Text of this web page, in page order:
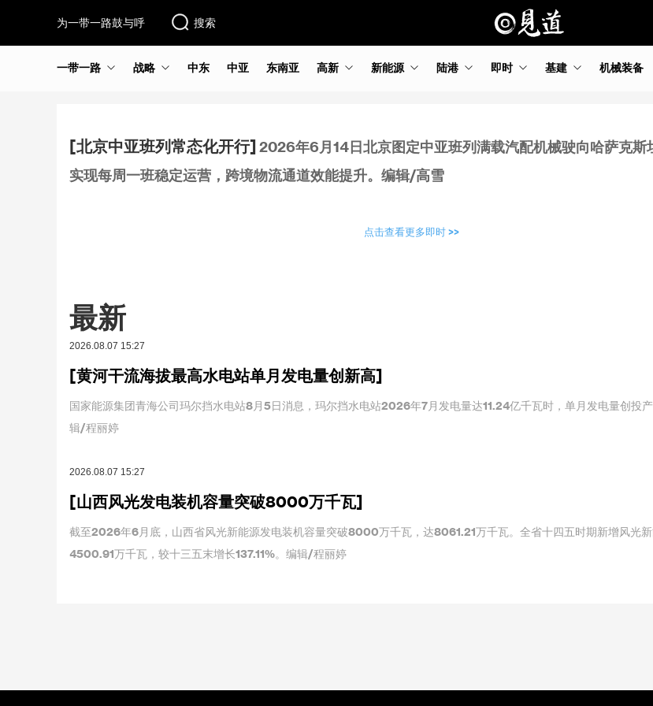
为一带一路鼓与呼 搜索
一带一路 战略 中东 中亚 东南亚 高新 新能源 陆港 即时 基建 机械装备
[北京中亚班列常态化开行]2026年6月14日北京图定中亚班列满载汽配机械驶向哈萨克斯
实现每周一班稳定运营，跨境物流通道效能提升。编辑/高雪
点击查看更多即时 >>
最新
2026.08.07 15:27
[黄河干流海拔最高水电站单月发电量创新高]
国家能源集团青海公司玛尔挡水电站8月5日消息，玛尔挡水电站2026年7月发电量达11.24亿千瓦时，单月发电量创投
辑/程丽婷
2026.08.07 15:27
[山西风光发电装机容量突破8000万千瓦]
截至2026年6月底，山西省风光新能源发电装机容量突破8000万千瓦，达8061.21万千瓦。全省十四五时期新增风光
4500.91万千瓦，较十三五末增长137.11%。编辑/程丽婷